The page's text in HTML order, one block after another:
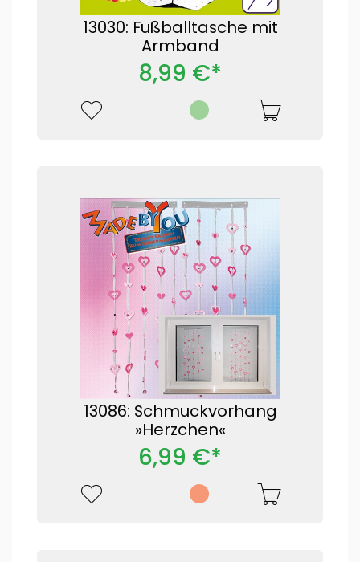
13030: Fußballtasche mit
Armband
8,99 €*
13086: Schmuckvorhang
»Herzchen«
6,99 €*